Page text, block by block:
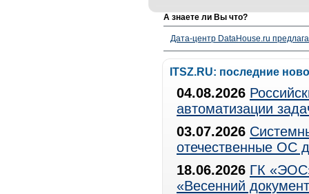
А знаете ли Вы что?
Дата-центр DataHouse.ru
ITSZ.RU: последние
04.08.2026
автоматизации
03.07.2026
отечественные ОС
18.06.2026 ГК
«Весенний